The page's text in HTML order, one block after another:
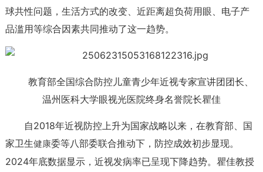
球共性问题，生活方式的改变、近距离超负荷用眼、电子产
品滥用等综合因素共同推动了这一趋势。
教育部全国综合防控儿童青少年近视专家宣讲团团长、
温州医科大学眼视光医院终身名誉院长瞿佳
自2018年近视防控上升为国家战略以来，在教育部、国
家卫生健康委等八部委联合推动下，防控成效初步显现。
2024年底数据显示，近视发病率已呈现下降趋势。瞿佳教授